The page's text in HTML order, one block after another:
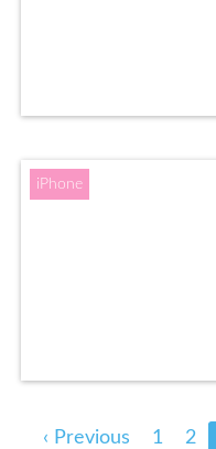
iPhone
‹ Previous 1 2